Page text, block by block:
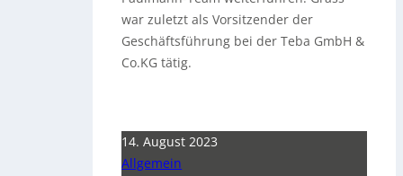
war zuletzt als Vorsitzender der
Geschäftsführung bei der Teba GmbH &
Co.KG tätig.
14. August 2023
Allgemein